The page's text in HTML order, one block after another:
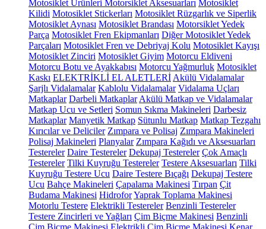
Motosiklet Ürünleri Motorsiklet Aksesuarları Motosiklet
Kilidi Motosiklet Stickerları Motosiklet Rüzgarlık ve Siperlik
Motosiklet Aynası Motosiklet Brandası Motorsiklet Yedek
Parça Motosiklet Fren Ekipmanları Diğer Motosiklet Yedek
Parçaları Motosiklet Fren ve Debriyaj Kolu Motosiklet Kayışı
Motosiklet Zinciri Motosiklet Giyim Motorcu Eldiveni
Motorcu Botu ve Ayakkabısı Motorcu Yağmurluk Motosiklet
Kaskı ELEKTRİKLİ EL ALETLERİ Akülü Vidalamalar
Şarjlı Vidalamalar Kablolu Vidalamalar Vidalama Uçları
Matkaplar Darbeli Matkaplar Akülü Matkap ve Vidalamalar
Matkap Ucu ve Setleri Somun Sıkma Makineleri Darbesiz
Matkaplar Manyetik Matkap Sütunlu Matkap Matkap Tezgahı
Kırıcılar ve Deliciler Zımpara ve Polisaj Zımpara Makineleri
Polisaj Makineleri Planyalar Zımpara Kağıdı ve Aksesuarları
Testereler Daire Testereler Dekupaj Testereler Çok Amaçlı
Testereler Tilki Kuyruğu Testereler Testere Aksesuarları Tilki
Kuyruğu Testere Ucu Daire Testere Bıçağı Dekupaj Testere
Ucu Bahçe Makineleri Çapalama Makinesi Tırpan Çit
Budama Makinesi HidroforYaprak Toplama Makinesi
Motorlu Testere Elektrikli Testereler Benzinli Testereler
Testere Zincirleri ve Yağları Çim Biçme Makinesi Benzinli
Çim Biçme Makinesi Elektrikli Çim Biçme Makinesi Kenar